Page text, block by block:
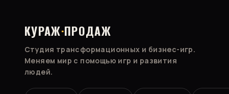
КУРАЖ·ПРОДАЖ
Студия трансформационных и бизнес-игр.
Меняем мир с помощью игр и развития
людей.